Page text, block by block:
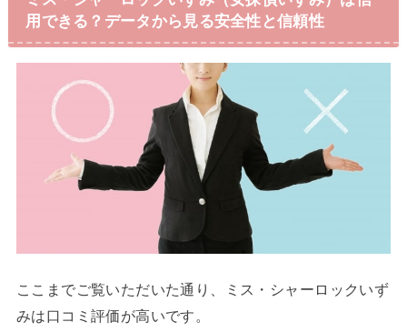
用できる？データから見る安全性と信頼性
ここまでご覧いただいた通り、ミス・シャーロックいず
みは口コミ評価が高いです。